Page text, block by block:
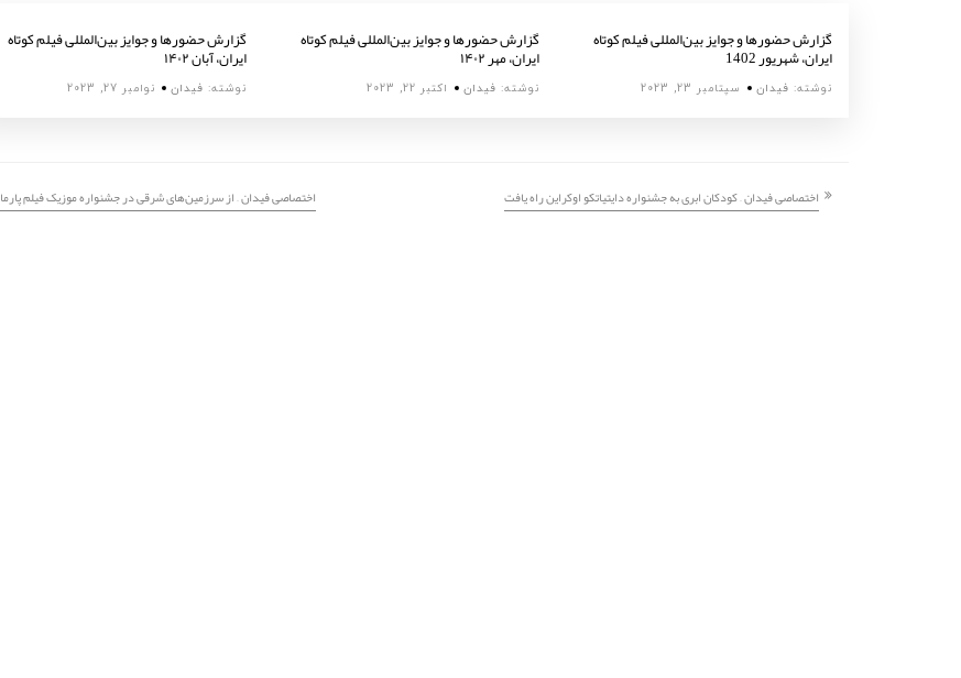
گزارش حضورها و جوایز بین‌المللی فیلم کوتاه
ایران، آبان ۱۴۰۲
نوشته: فیدان نوامبر 27, 2023
گزارش حضورها و جوایز بین‌المللی فیلم کوتاه
ایران، مهر ۱۴۰۲
نوشته: فیدان اکتبر 22, 2023
گزارش حضورها و جوایز بین‌المللی فیلم کوتاه
ایران، شهریور 1402
نوشته: فیدان سپتامبر 23, 2023
اختصاصی فیدان – کودکان ابری به جشنواره دایتیاتکو اوکراین راه یافت اختصاصی فیدان – از سرزمین‌های شرقی در جشنواره موزیک فیلم پارما